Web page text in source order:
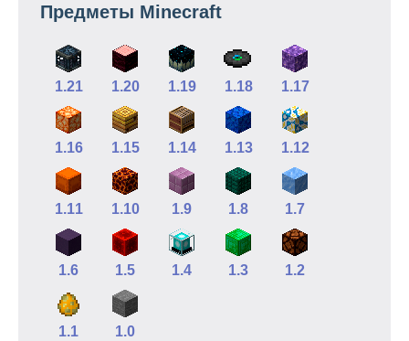
Предметы Minecraft
1.21 1.20 1.19 1.18 1.17
1.16 1.15 1.14 1.13 1.12
1.11 1.10 1.9 1.8 1.7
1.6 1.5 1.4 1.3 1.2
1.1 1.0